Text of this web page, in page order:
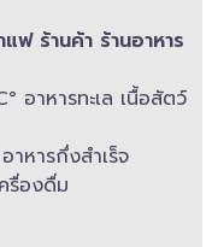
ฟ ร้านค้า ร้านอาหาร
อาหารทะเล เนื้อสัตว์
หารกึ่งสำเร็จ
รื่องดื่ม